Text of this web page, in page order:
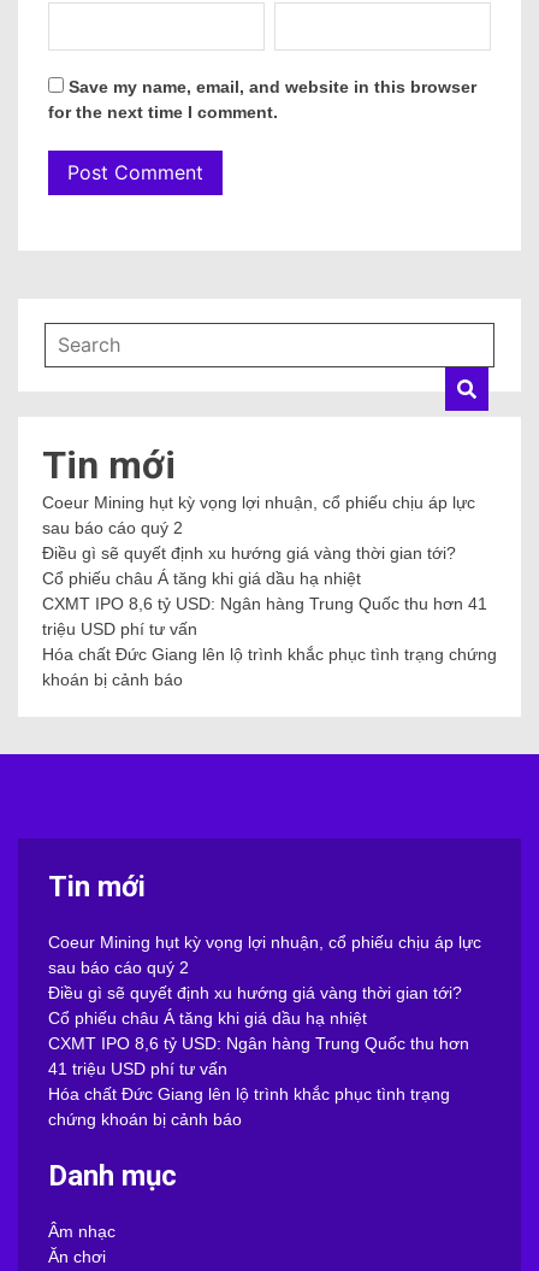
Save my name, email, and website in this browser
for the next time I comment.
Tin mới
Coeur Mining hụt kỳ vọng lợi nhuận, cổ phiếu chịu áp lực
sau báo cáo quý 2
Điều gì sẽ quyết định xu hướng giá vàng thời gian tới?
Cổ phiếu châu Á tăng khi giá dầu hạ nhiệt
CXMT IPO 8,6 tỷ USD: Ngân hàng Trung Quốc thu hơn 41
triệu USD phí tư vấn
Hóa chất Đức Giang lên lộ trình khắc phục tình trạng chứng
khoán bị cảnh báo
Tin mới
Coeur Mining hụt kỳ vọng lợi nhuận, cổ phiếu chịu áp lực
sau báo cáo quý 2
Điều gì sẽ quyết định xu hướng giá vàng thời gian tới?
Cổ phiếu châu Á tăng khi giá dầu hạ nhiệt
CXMT IPO 8,6 tỷ USD: Ngân hàng Trung Quốc thu hơn
41 triệu USD phí tư vấn
Hóa chất Đức Giang lên lộ trình khắc phục tình trạng
chứng khoán bị cảnh báo
Danh mục
Âm nhạc
Ăn chơi